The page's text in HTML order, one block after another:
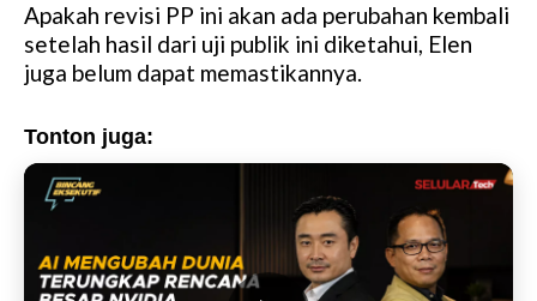
Apakah revisi PP ini akan ada perubahan kembali
setelah hasil dari uji publik ini diketahui, Elen
juga belum dapat memastikannya.
Tonton juga: